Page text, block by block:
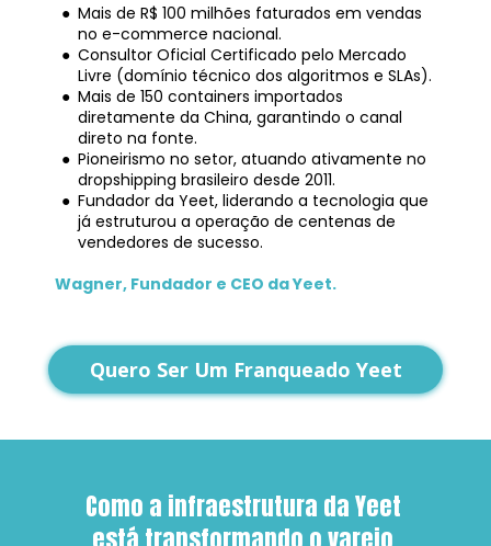
Mais de R$ 100 milhões faturados em vendas
no e-commerce nacional.
Consultor Oficial Certificado pelo Mercado
Livre (domínio técnico dos algoritmos e SLAs).
Mais de 150 containers importados
diretamente da China, garantindo o canal
direto na fonte.
Pioneirismo no setor, atuando ativamente no
dropshipping brasileiro desde 2011.
Fundador da Yeet, liderando a tecnologia que
já estruturou a operação de centenas de
vendedores de sucesso.
Wagner, Fundador e CEO da Yeet.
Quero Ser Um Franqueado Yeet
Como a infraestrutura da Yeet